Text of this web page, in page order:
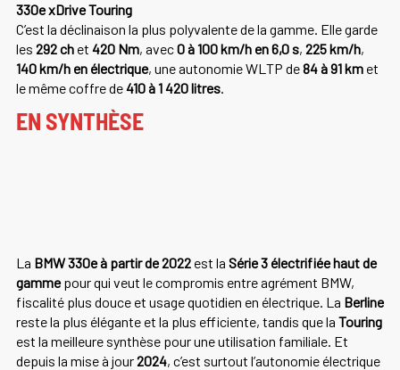
330e xDrive Touring
C’est la déclinaison la plus polyvalente de la gamme. Elle garde
les 292 chet 420 Nm, avec0 à 100 km/h en 6,0 s, 225 km/h,
140 km/h en électrique, une autonomie WLTP de84 à 91 kmet
le même coffre de410 à 1 420 litres.
EN SYNTHÈSE
La BMW 330e à partir de 2022est la Série 3 électrifiée haut de
gammepour qui veut le compromis entre agrément BMW,
fiscalité plus douce et usage quotidien en électrique. La Berline
reste la plus élégante et la plus efficiente, tandis que la Touring
est la meilleure synthèse pour une utilisation familiale. Et
depuis la mise à jour2024, c’est surtout l’autonomie électrique